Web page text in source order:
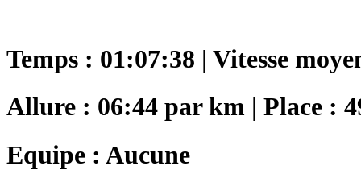
Temps : 01:07:38 | Vitesse
Allure : 06:44 par km | Place :
Equipe : Aucune